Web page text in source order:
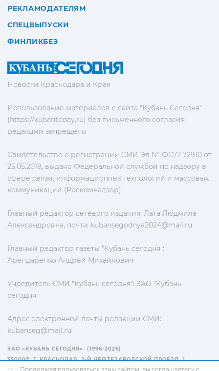
Новости Краснодара и Края
Использование материалов с сайта "Кубань Сегодня"
(https://kubantoday.ru) без письменного согласия
редакции запрещено
Свидетельство о регистрации СМИ Эл № ФС77-72910 от
25.05.2018, выдано Федеральной службой по надзору в
сфере связи, информационных технологий и массовых
коммуникаций (Роскомнадзор)
Главный редактор сетевого издания: Лата Людмила
Александровна, почта: kubansegodnya2024@mail.ru
Главный редактор газеты "Кубань сегодня":
Арендаренко Андрей Михайлович
Учредитель СМИ "Кубань сегодня": ЗАО "Кубань
сегодня"
Адрес электронной почты редакции СМИ:
kubanseg@mail.ru
РЕКЛАМОДАТЕЛЯМ
СПЕЦВЫПУСКИ
ФИНЛИКБЕЗ
ЗАО «КУБАНЬ СЕГОДНЯ». (1996-2026)
350007, Г. КРАСНОДАР, 2-Й НЕФТЕЗАВОДСКОЙ ПРОЕЗД, 1
Продолжая пользоваться этим сайтом, вы соглашаетесь с